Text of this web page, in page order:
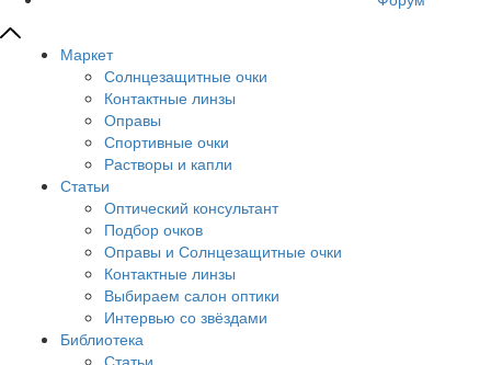
Маркет
Солнцезащитные очки
Контактные линзы
Оправы
Спортивные очки
Растворы и капли
Статьи
Оптический консультант
Подбор очков
Оправы и Солнцезащитные очки
Контактные линзы
Выбираем салон оптики
Интервью со звёздами
Библиотека
Статьи